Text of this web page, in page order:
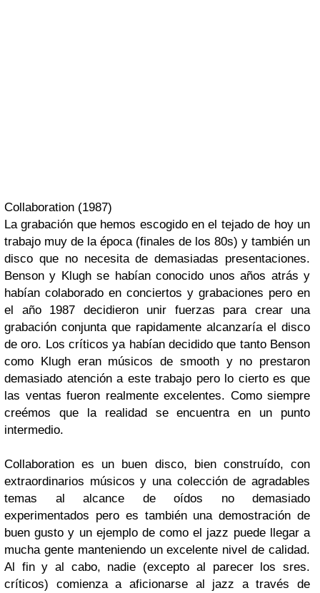
Collaboration (1987)
La grabación que hemos escogido en el tejado de hoy un
trabajo muy de la época (finales de los 80s) y también un
disco que no necesita de demasiadas presentaciones.
Benson y Klughse habían conocido unos años atrás y
habían colaborado en conciertos y grabaciones pero en
el año 1987 decidieron unir fuerzas para crear una
grabación conjunta que rapidamente alcanzaría el disco
de oro. Los críticos ya habían decidido que tanto Benson
como Klugheran músicos de smoothy no prestaron
demasiado atención a este trabajo pero lo cierto es que
las ventas fueron realmente excelentes. Como siempre
creémos que la realidad se encuentra en un punto
intermedio.
Collaboration es un buen disco, bien construído, con
extraordinarios músicos y una colección de agradables
temas al alcance de oídos no demasiado
experimentados pero es también una demostración de
buen gusto y un ejemplo de como el jazz puede llegar a
mucha gente manteniendo un excelente nivel de calidad.
Al fin y al cabo, nadie (excepto al parecer los sres.
críticos) comienza a aficionarse al jazz a través de